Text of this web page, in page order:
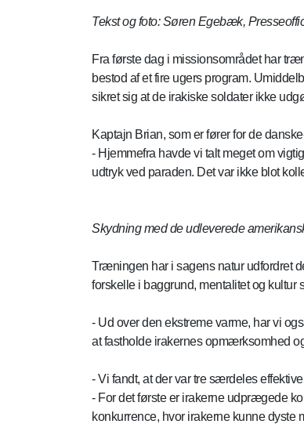
Tekst og foto: Søren Egebæk,
Fra første dag i missionsområdet har
bestod af et fire ugers program.
sikret sig at de irakiske soldater ikke
Kaptajn Brian, som er fører for de
- Hjemmefra havde vi talt meget om
udtryk ved paraden. Det var ikke blot
Skydning med de udleverede
Træningen har i sagens natur udfordret
forskelle i baggrund, mentalitet og kultur
- Ud over den ekstreme varme, har vi
at fastholde irakernes opmærksomhed
- Vi fandt, at der var tre særdeles
- For det første er irakerne udprægede
konkurrence, hvor irakerne kunne